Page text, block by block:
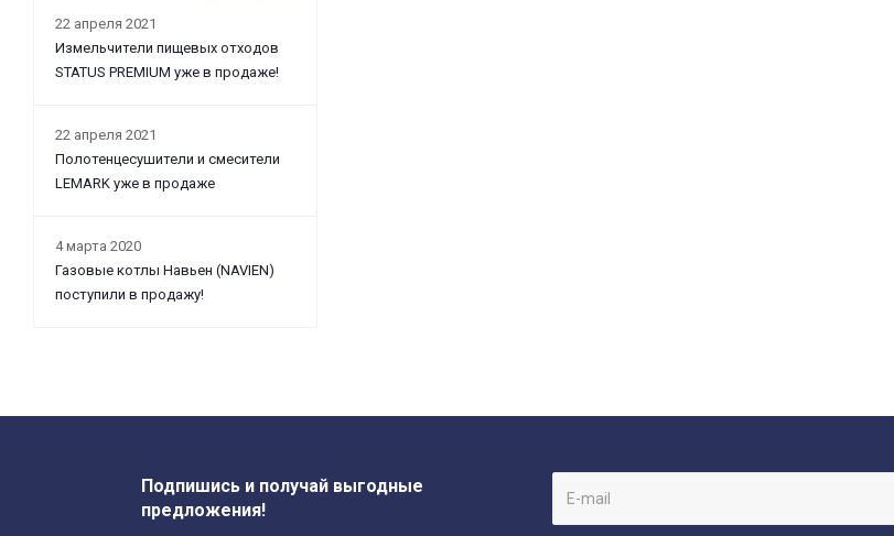
22 апреля 2021
Измельчители пищевых отходов
STATUS PREMIUM уже в продаже!
22 апреля 2021
Полотенцесушители и смесители
LEMARK уже в продаже
4 марта 2020
Газовые котлы Навьен (NAVIEN)
поступили в продажу!
Подпишись и получай выгодные
предложения!